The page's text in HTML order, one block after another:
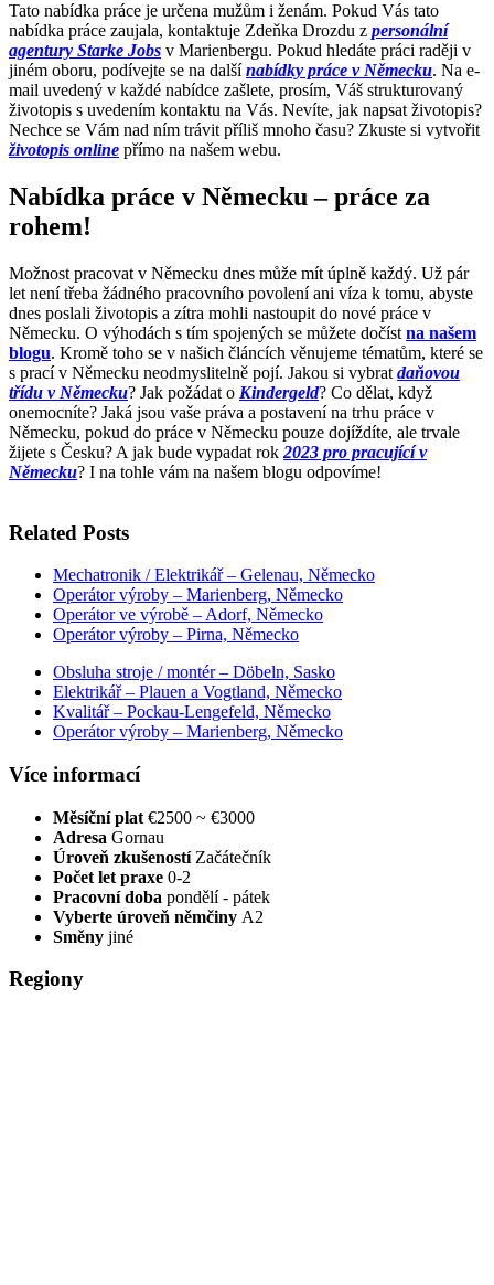
Tato nabídka práce je určena mužům i ženám. Pokud Vás tato
nabídka práce zaujala, kontaktuje Zdeňka Drozdu z personální
agentury Starke Jobs v Marienbergu. Pokud hledáte práci raději v
jiném oboru, podívejte se na dalšínabídky práce v Německu. Na e-
mail uvedený v každé nabídce zašlete, prosím, Váš strukturovaný
životopis s uvedením kontaktu na Vás. Nevíte, jak napsat životopis?
Nechce se Vám nad ním trávit příliš mnoho času? Zkuste si vytvořit
životopis online přímo na našem webu.
Nabídka práce v Německu – práce za
rohem!
Možnost pracovat v Německu dnes může mít úplně každý. Už pár
let není třeba žádného pracovního povolení ani víza k tomu, abyste
dnes poslali životopis a zítra mohli nastoupit do nové práce v
Německu. O výhodách s tím spojených se můžete dočíst na našem
blogu. Kromě toho se v našich článcích věnujeme tématům, které se
s prací v Německu neodmyslitelně pojí. Jakou si vybrat daňovou
třídu v Německu? Jak požádat o Kindergeld? Co dělat, když
onemocníte? Jaká jsou vaše práva a postavení na trhu práce v
Německu, pokud do práce v Německu pouze dojíždíte, ale trvale
žijete s Česku? A jak bude vypadat rok 2023 pro pracující v
Německu? I na tohle vám na našem blogu odpovíme!
Related Posts
Mechatronik / Elektrikář – Gelenau, Německo
Operátor výroby – Marienberg, Německo
Operátor ve výrobě – Adorf, Německo
Operátor výroby – Pirna, Německo
Obsluha stroje / montér – Döbeln, Sasko
Elektrikář – Plauen a Vogtland, Německo
Kvalitář – Pockau-Lengefeld, Německo
Operátor výroby – Marienberg, Německo
Více informací
Měsíční plat €2500 ~ €3000
Adresa Gornau
Úroveň zkušeností Začátečník
Počet let praxe 0-2
Pracovní doba pondělí - pátek
Vyberte úroveň němčiny A2
Směny jiné
Regiony